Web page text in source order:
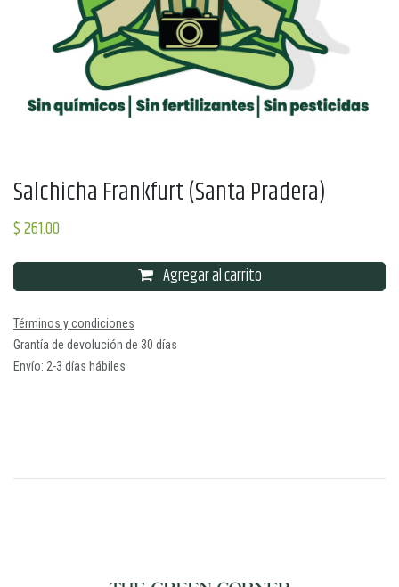
Salchicha Frankfurt (Santa Pradera)
$261.00
Agregar al carrito
Términos y condiciones
Grantía de devolución de 30 días
Envío: 2-3 días hábiles